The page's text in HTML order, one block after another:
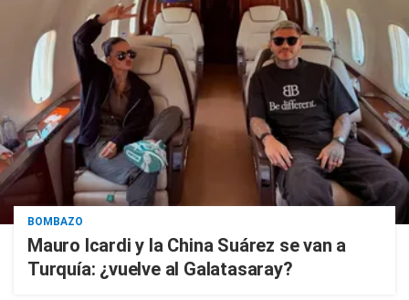
BOMBAZO
Mauro Icardi y la China Suárez se van a
Turquía: ¿vuelve al Galatasaray?